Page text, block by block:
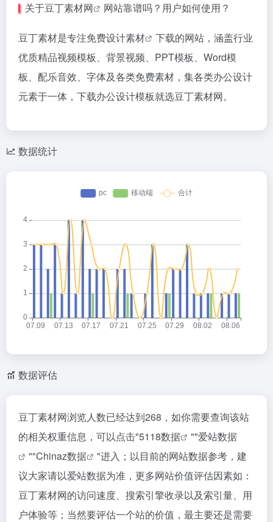
关于豆丁素材网 网站靠谱吗？用户如何使用？
豆丁素材是专注免费设计素材
下载的网站，涵盖行业
优质精品视频模板、背景视频、PPT模板、Word模
板、配乐音效、字体及各类免费素材，集各类办公设计
元素于一体，下载办公设计模板就选豆丁素材网。
数据统计
数据评估
豆丁素材网浏览人数已经达到268，如你需要查询该站
的相关权重信息，可以点击"5118数据 ""爱站数据
""Chinaz数据
"进入；以目前的网站数据参考，建
议大家请以爱站数据为准，更多网站价值评估因素如：
豆丁素材网的访问速度、搜索引擎收录以及索引量、用
户体验等；当然要评估一个站的价值，最主要还是需要